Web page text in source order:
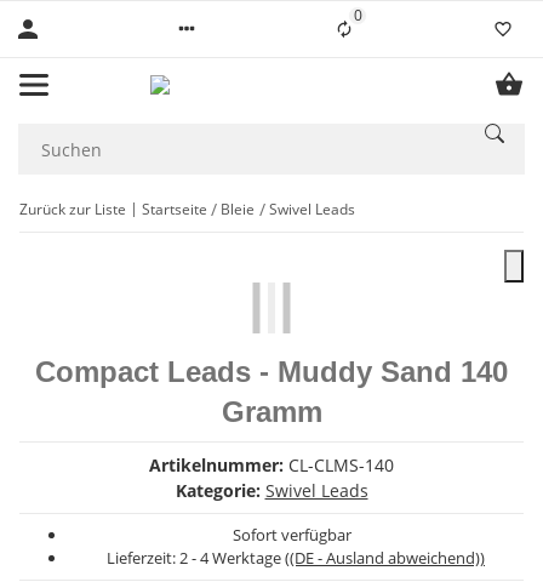
0Liste ist leer
Zurück zur Liste Startseite Bleie Swivel Leads
Compact Leads - Muddy Sand 140
Gramm
Artikelnummer: CL-CLMS-140
Kategorie: Swivel Leads
Sofort verfügbar
Lieferzeit:2 - 4 Werktage((DE - Ausland abweichend))